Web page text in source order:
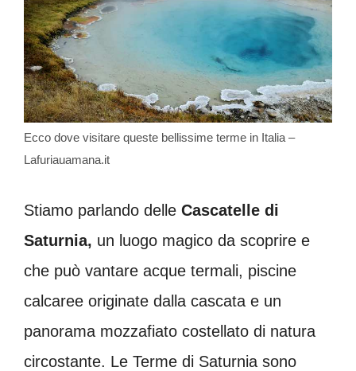
Ecco dove visitare queste bellissime terme in Italia –
Lafuriauamana.it
Stiamo parlando delle Cascatelle di
Saturnia, un luogo magico da scoprire e
che può vantare acque termali, piscine
calcaree originate dalla cascata e un
panorama mozzafiato costellato di natura
circostante. Le Terme di Saturnia sono